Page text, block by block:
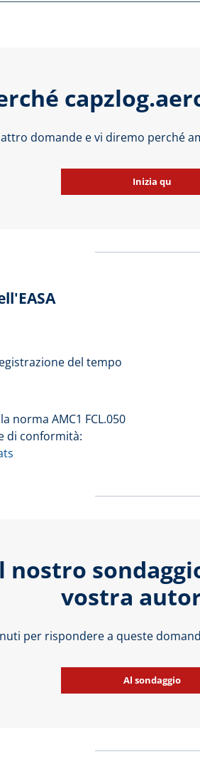
domande e vi diremo perché
Inizia qu
del tempo
norma AMC1 FCL.050
di conformità:
nostro
vostra
per rispondere a queste
Al sondaggio